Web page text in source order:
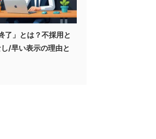
了」とは？不採用と
/早い表示の理由と